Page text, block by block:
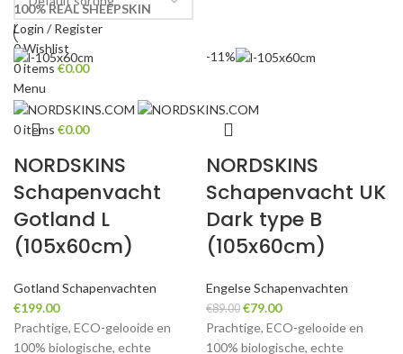
100% REAL SHEEPSKIN
Login / Register
0Wishlist
0items €0.00
Menu
0items €0.00
NORDSKINS
Schapenvacht
Gotland L
(105x60cm)
Gotland Schapenvachten
€199.00
Prachtige, ECO-gelooide en
100% biologische, echte
-11%
NORDSKINS
Schapenvacht UK
Dark type B
(105x60cm)
Engelse Schapenvachten
€89.00 Original
price
was:
€79.00Current
price
is:
Prachtige, ECO-gelooide en
100% biologische, echte